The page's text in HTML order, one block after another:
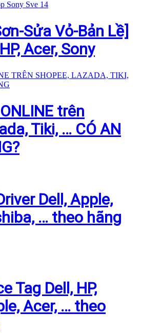
Sửa Vỏ-Bản Lề]
Acer, Sony
trên
Tiki, … CÓ AN
Dell, Apple,
… theo hãng
Tag Dell, HP,
Acer, … theo